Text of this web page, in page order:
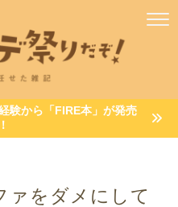
験から「FIRE本」が発売
ァをダメにして